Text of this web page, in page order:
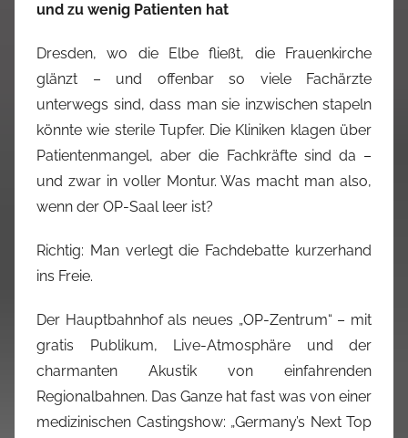
und zu wenig Patienten hat
Dresden, wo die Elbe fließt, die Frauenkirche
glänzt – und offenbar so viele Fachärzte
unterwegs sind, dass man sie inzwischen stapeln
könnte wie sterile Tupfer. Die Kliniken klagen über
Patientenmangel, aber die Fachkräfte sind da –
und zwar in voller Montur. Was macht man also,
wenn der OP-Saal leer ist?
Richtig: Man verlegt die Fachdebatte kurzerhand
ins Freie.
Der Hauptbahnhof als neues „OP-Zentrum“ – mit
gratis Publikum, Live-Atmosphäre und der
charmanten Akustik von einfahrenden
Regionalbahnen. Das Ganze hat fast was von einer
medizinischen Castingshow: „Germany’s Next Top